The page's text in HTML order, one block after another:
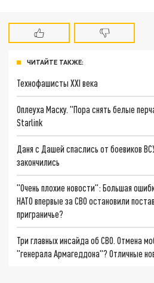
ЧИТАЙТЕ ТАКЖЕ:
Технофашисты XXI века
Оплеуха Маску. "Пора снять белые
Starlink
Даня с Дашей спаслись от боевиков
закончились
"Очень плохие новости": Большая
НАТО впервые за СВО остановили
приграничье?
Три главных инсайда об СВО. Отмена
"генерала Армагеддона"? Отличные